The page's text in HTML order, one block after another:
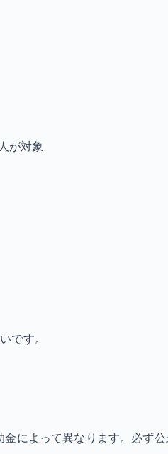
が対象
です。
によって異なります。必ず